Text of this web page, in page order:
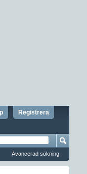
Registrera
Avancerad sökning